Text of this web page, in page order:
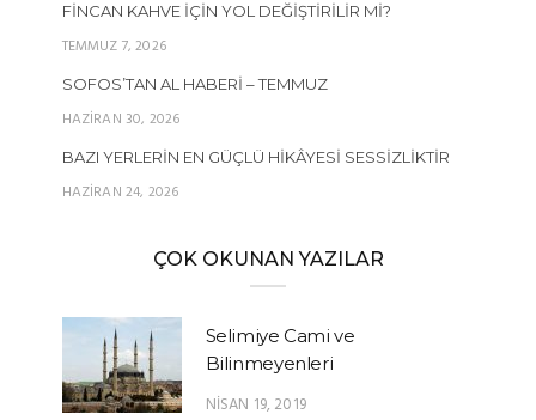
FINCAN KAHVE İÇIN YOL DEĞIŞTIRILIR MI?
TEMMUZ 7, 2026
SOFOS’TAN AL HABERI – TEMMUZ
HAZIRAN 30, 2026
BAZI YERLERIN EN GÜÇLÜ HIKÂYESI SESSIZLIKTIR
HAZIRAN 24, 2026
ÇOK OKUNAN YAZILAR
Selimiye Cami ve
Bilinmeyenleri
NISAN 19, 2019